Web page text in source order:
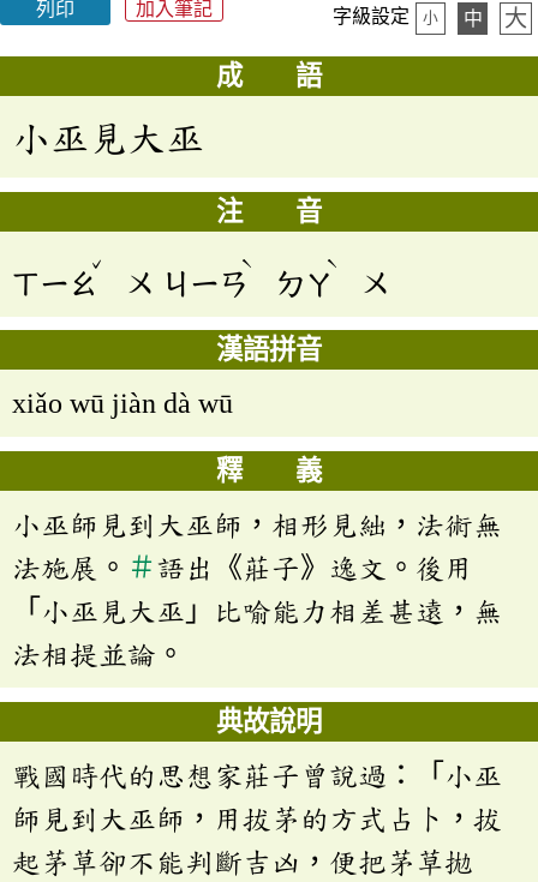
列印 加入筆記 字級設定 小 中 大
成 語
小巫見大巫
注 音
ㄒㄧㄠ
ˇ
ㄨ ㄐㄧㄢ
ˋ
ㄉㄚ
ˋ
ㄨ
漢語拼音
xiǎo wū jiàn dà wū
釋 義
小巫師見到大巫師，相形見絀，法術無
法施展。 ＃語出《莊子》逸文。後用
「小巫見大巫」比喻能力相差甚遠，無
法相提並論。
典故說明
戰國時代的思想家莊子曾說過：「小巫
師見到大巫師，用拔茅的方式占卜，拔
起茅草卻不能判斷吉凶，便把茅草拋